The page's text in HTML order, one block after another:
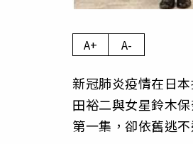
A+ A-
新冠肺炎疫情在日
田裕二與女星鈴木
第一集，卻依舊逃